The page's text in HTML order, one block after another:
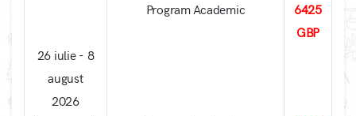
26 iulie - 8
august
2026
Program Academic
6425
GBP